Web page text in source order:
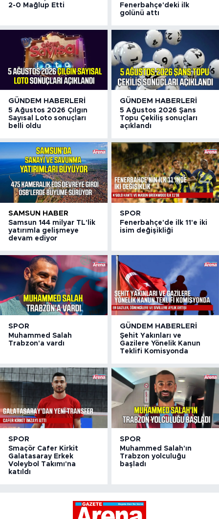
2-0 Mağlup Etti
Fenerbahçe'deki ilk
golünü attı
GÜNDEM HABERLERI
5 Ağustos 2026 Çılgın
Sayısal Loto sonuçları
belli oldu
GÜNDEM HABERLERI
5 Ağustos 2026 Şans
Topu Çekiliş sonuçları
açıklandı
SAMSUN HABER
Samsun 144 milyar TL'lik
yatırımla gelişmeye
devam ediyor
SPOR
Fenerbahçe'de ilk 11'e iki
isim değişikliği
SPOR
Muhammed Salah
Trabzon'a vardı
GÜNDEM HABERLERI
Şehit Yakınları ve
Gazilere Yönelik Kanun
Teklifi Komisyonda
SPOR
Smaçör Cafer Kirkit
Galatasaray Erkek
Voleybol Takımı'na
katıldı
SPOR
Muhammed Salah'ın
Trabzon yolculuğu
başladı